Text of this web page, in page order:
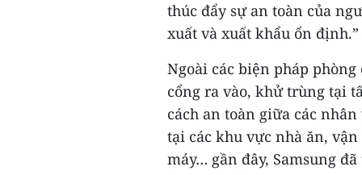
thúc đẩy sự an toàn của
xuất và xuất khẩu ổn định.”
Ngoài các biện pháp
cổng ra vào, khử trùng tại
cách an toàn giữa các
tại các khu vực nhà ăn,
máy… gần đây, Samsung